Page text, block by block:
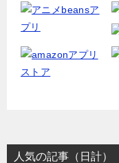
人気の記事（日計）